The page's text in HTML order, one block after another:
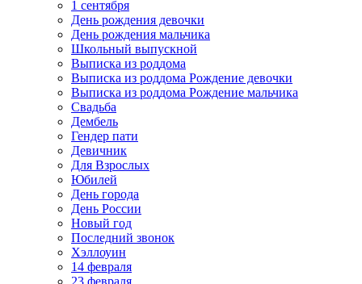
1 сентября
День рождения девочки
День рождения мальчика
Школьный выпускной
Выписка из роддома
Выписка из роддома Рождение девочки
Выписка из роддома Рождение мальчика
Свадьба
Дембель
Гендер пати
Девичник
Для Взрослых
Юбилей
День города
День России
Новый год
Последний звонок
Хэллоуин
14 февраля
23 февраля